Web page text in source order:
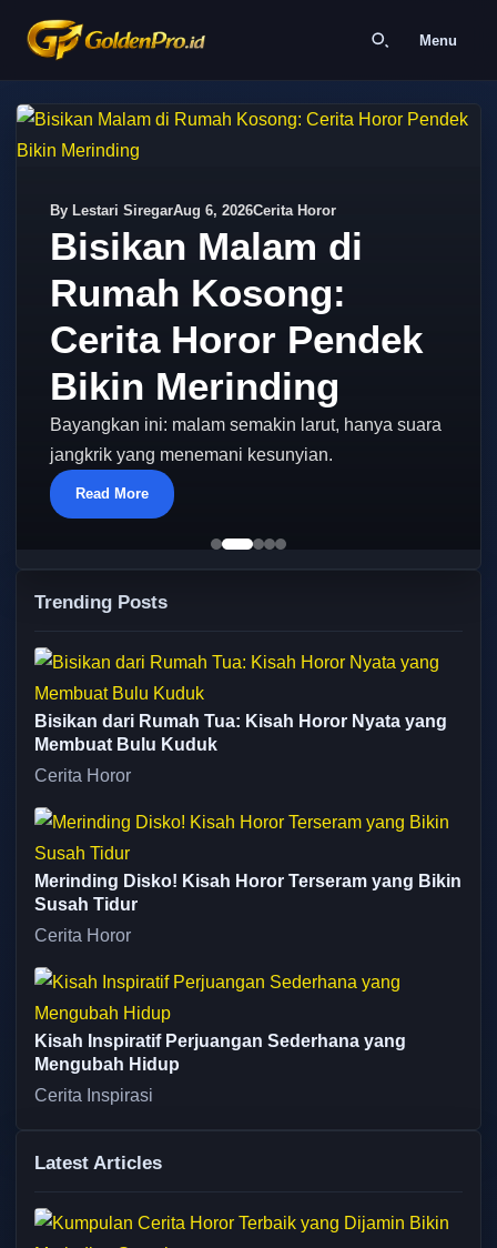
Menu
By Lestari SiregarAug 6, 2026Cerita Horor
Bisikan Malam di
Rumah Kosong:
Cerita Horor Pendek
Bikin Merinding
Bayangkan ini: malam semakin larut, hanya suara
jangkrik yang menemani kesunyian.
Read More
Trending Posts
Bisikan dari Rumah Tua: Kisah Horor Nyata yang
Membuat Bulu Kuduk
Cerita Horor
Merinding Disko! Kisah Horor Terseram yang Bikin
Susah Tidur
Cerita Horor
Kisah Inspiratif Perjuangan Sederhana yang
Mengubah Hidup
Cerita Inspirasi
Latest Articles